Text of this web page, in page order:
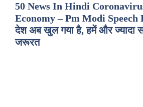
50 News In Hindi
Economy – Pm Modi Speech
देश अब खुल गया है, हमें और ज्यादा
जरूरत